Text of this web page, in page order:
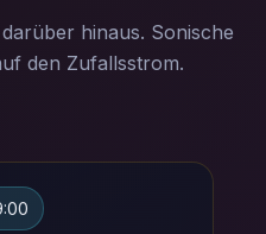
hinaus. Sonische
den Zufallsstrom.